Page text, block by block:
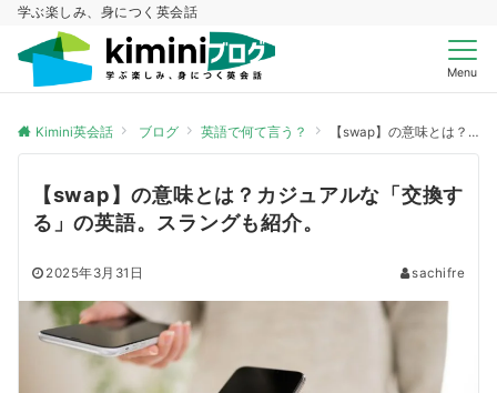
学ぶ楽しみ、身につく英会話
Menu
Kimini英会話 ブログ 英語で何て言う？ 【swap】の意味とは？カジュアルな「交換する」の英語。スラングも紹介。
【swap】の意味とは？カジュアルな「交換す
る」の英語。スラングも紹介。
2025年3月31日 sachifre